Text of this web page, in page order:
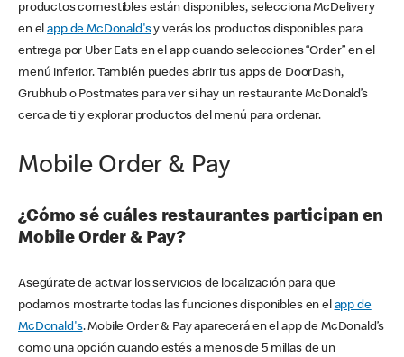
productos comestibles están disponibles, selecciona McDelivery
en elapp de McDonald'sy verás los productos disponibles para
entrega por Uber Eats en el app cuando selecciones “Order” en el
menú inferior. También puedes abrir tus apps de DoorDash,
Grubhub o Postmates para ver si hay un restaurante McDonald’s
cerca de ti y explorar productos del menú para ordenar.
Mobile Order & Pay
¿Cómo sé cuáles restaurantes participan en
Mobile Order & Pay?
Asegúrate de activar los servicios de localización para que
podamos mostrarte todas las funciones disponibles en el app de
McDonald's. Mobile Order & Pay aparecerá en el app de McDonald’s
como una opción cuando estés a menos de 5 millas de un